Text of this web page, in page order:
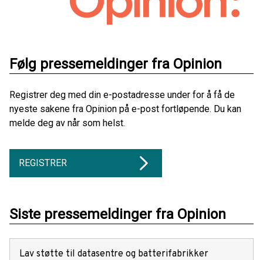
Følg pressemeldinger fra Opinion
Registrer deg med din e-postadresse under for å få de
nyeste sakene fra Opinion på e-post fortløpende. Du kan
melde deg av når som helst.
REGISTRER
Siste pressemeldinger fra Opinion
Lav støtte til datasentre og batterifabrikker